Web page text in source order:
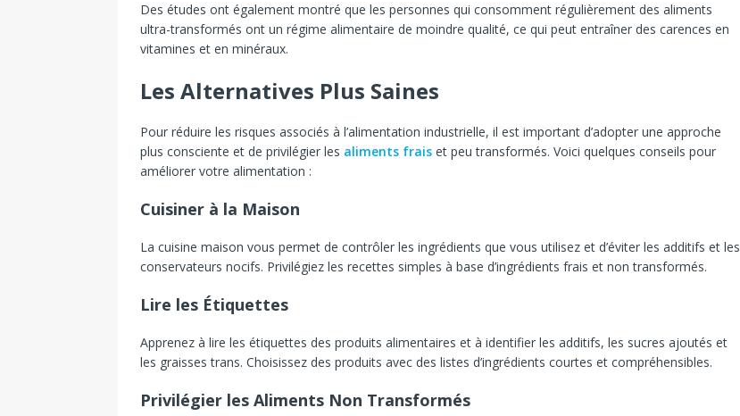
Des études ont également montré que les personnes qui consomment régulièrement des aliments
ultra-transformés ont un régime alimentaire de moindre qualité, ce qui peut entraîner des carences en
vitamines et en minéraux.
Les Alternatives Plus Saines
Pour réduire les risques associés à l’alimentation industrielle, il est important d’adopter une approche
plus consciente et de privilégier les aliments frais et peu transformés. Voici quelques conseils pour
améliorer votre alimentation :
Cuisiner à la Maison
La cuisine maison vous permet de contrôler les ingrédients que vous utilisez et d’éviter les additifs et les
conservateurs nocifs. Privilégiez les recettes simples à base d’ingrédients frais et non transformés.
Lire les Étiquettes
Apprenez à lire les étiquettes des produits alimentaires et à identifier les additifs, les sucres ajoutés et
les graisses trans. Choisissez des produits avec des listes d’ingrédients courtes et compréhensibles.
Privilégier les Aliments Non Transformés